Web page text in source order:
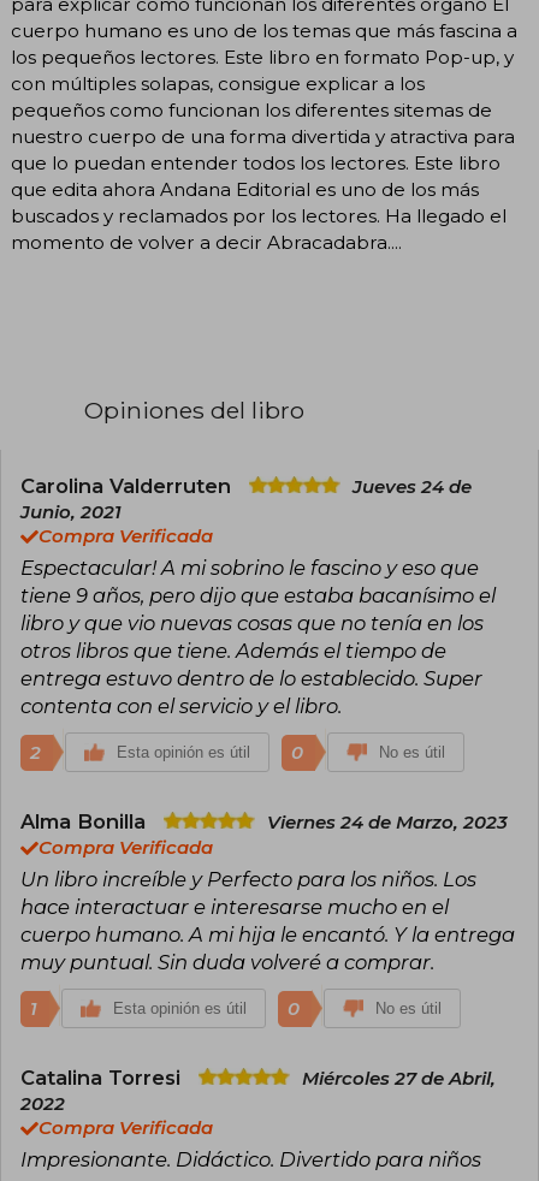
cuerpo humano es uno de los temas que más fascina a
los pequeños lectores. Este libro en formato Pop-up, y
con múltiples solapas, consigue explicar a los
pequeños como funcionan los diferentes sitemas de
nuestro cuerpo de una forma divertida y atractiva para
que lo puedan entender todos los lectores. Este libro
que edita ahora Andana Editorial es uno de los más
buscados y reclamados por los lectores. Ha llegado el
momento de volver a decir Abracadabra....
Opiniones del libro
Carolina Valderruten
Jueves 24 de
Junio, 2021
Compra Verificada
Espectacular! A mi sobrino le fascino y eso que
tiene 9 años, pero dijo que estaba bacanísimo el
libro y que vio nuevas cosas que no tenía en los
otros libros que tiene. Además el tiempo de
entrega estuvo dentro de lo establecido. Super
contenta con el servicio y el libro.
2 Esta opinión es útil 0 No es útil
Alma Bonilla
Viernes 24 de Marzo, 2023
Compra Verificada
Un libro increíble y Perfecto para los niños. Los
hace interactuar e interesarse mucho en el
cuerpo humano. A mi hija le encantó. Y la entrega
muy puntual. Sin duda volveré a comprar.
1 Esta opinión es útil 0 No es útil
Catalina Torresi
Miércoles 27 de Abril,
2022
Compra Verificada
Impresionante. Didáctico. Divertido para niños